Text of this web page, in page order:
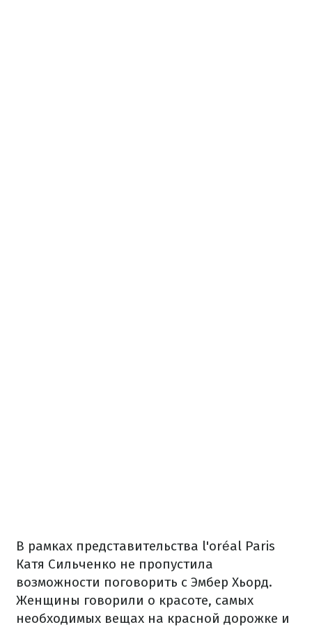
В рамках представительства l'oréal Paris
Катя Сильченко не пропустила
возможности поговорить с Эмбер Хьорд.
Женщины говорили о красоте, самых
необходимых вещах на красной дорожке и